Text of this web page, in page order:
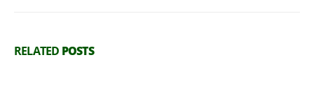
RELATED POSTS